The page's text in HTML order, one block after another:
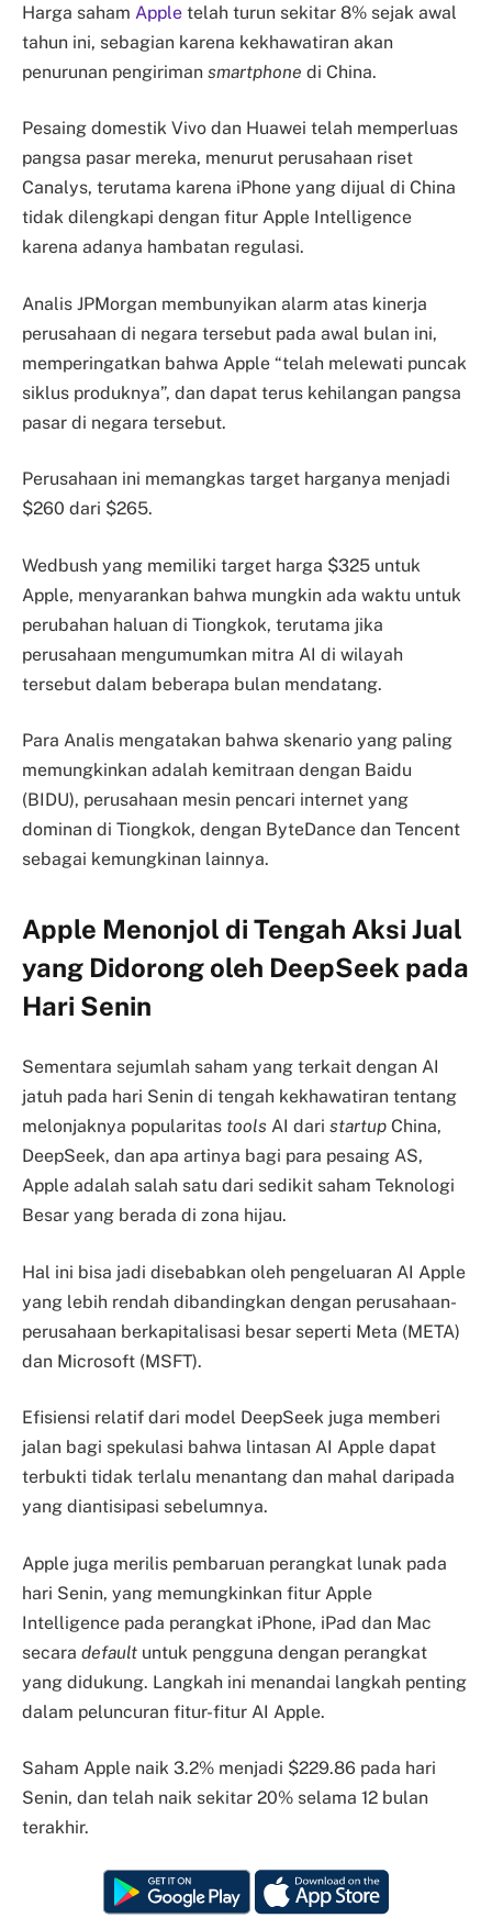
Harga saham Apple telah turun sekitar 8% sejak awal
tahun ini, sebagian karena kekhawatiran akan
penurunan pengiriman smartphone di China.
Pesaing domestik Vivo dan Huawei telah memperluas
pangsa pasar mereka, menurut perusahaan riset
Canalys, terutama karena iPhone yang dijual di China
tidak dilengkapi dengan fitur Apple Intelligence
karena adanya hambatan regulasi.
Analis JPMorgan membunyikan alarm atas kinerja
perusahaan di negara tersebut pada awal bulan ini,
memperingatkan bahwa Apple “telah melewati puncak
siklus produknya”, dan dapat terus kehilangan pangsa
pasar di negara tersebut.
Perusahaan ini memangkas target harganya menjadi
$260 dari $265.
Wedbush yang memiliki target harga $325 untuk
Apple, menyarankan bahwa mungkin ada waktu untuk
perubahan haluan di Tiongkok, terutama jika
perusahaan mengumumkan mitra AI di wilayah
tersebut dalam beberapa bulan mendatang.
Para Analis mengatakan bahwa skenario yang paling
memungkinkan adalah kemitraan dengan Baidu
(BIDU), perusahaan mesin pencari internet yang
dominan di Tiongkok, dengan ByteDance dan Tencent
sebagai kemungkinan lainnya.
Apple Menonjol di Tengah Aksi Jual
yang Didorong oleh DeepSeek pada
Hari Senin
Sementara sejumlah saham yang terkait dengan AI
jatuh pada hari Senin di tengah kekhawatiran tentang
melonjaknya popularitas tools AI dari startup China,
DeepSeek, dan apa artinya bagi para pesaing AS,
Apple adalah salah satu dari sedikit saham Teknologi
Besar yang berada di zona hijau.
Hal ini bisa jadi disebabkan oleh pengeluaran AI Apple
yang lebih rendah dibandingkan dengan perusahaan-
perusahaan berkapitalisasi besar seperti Meta (META)
dan Microsoft (MSFT).
Efisiensi relatif dari model DeepSeek juga memberi
jalan bagi spekulasi bahwa lintasan AI Apple dapat
terbukti tidak terlalu menantang dan mahal daripada
yang diantisipasi sebelumnya.
Apple juga merilis pembaruan perangkat lunak pada
hari Senin, yang memungkinkan fitur Apple
Intelligence pada perangkat iPhone, iPad dan Mac
secara default untuk pengguna dengan perangkat
yang didukung. Langkah ini menandai langkah penting
dalam peluncuran fitur-fitur AI Apple.
Saham Apple naik 3.2% menjadi $229.86 pada hari
Senin, dan telah naik sekitar 20% selama 12 bulan
terakhir.